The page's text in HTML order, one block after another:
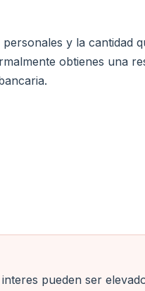
y la cantidad
obtienes una
pueden ser